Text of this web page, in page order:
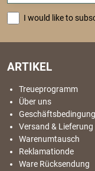
I would like to
ARTIKEL
Treueprogramm
Über uns
Versand & Lieferung
Warenumtausch
Reklamationde
Ware Rücksendung